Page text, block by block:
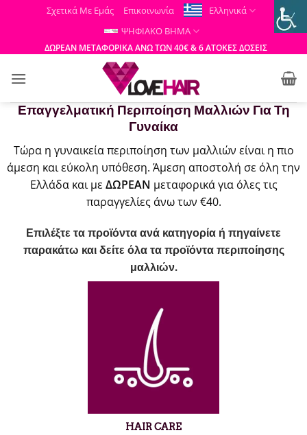
Μετάβαση
περιεχόμενο
Σχετικά Με Εμάς Επικοινωνία
Ελληνικά
ΨΗΦΙΑΚΟ ΒΗΜΑ
ΔΩΡΕΑΝ ΜΕΤΑΦΟΡΙΚΑ ΑΝΩ ΤΩΝ 40€ & 6 ΑΤΟΚΕΣ ΔΟΣΕΙΣ
Επαγγελματική Περιποίηση Μαλλιών Για Τη
Γυναίκα
Τώρα η γυναικεία περιποίηση των μαλλιών είναι η πιο
άμεση και εύκολη υπόθεση. Άμεση αποστολή σε όλη την
Ελλάδα και με ΔΩΡΕΑΝ μεταφορικά για όλες τις
παραγγελίες άνω των €40.
Επιλέξτε τα προϊόντα ανά κατηγορία ή πηγαίνετε
παρακάτω και δείτε όλα τα προϊόντα περιποίησης
μαλλιών.
HAIR CARE